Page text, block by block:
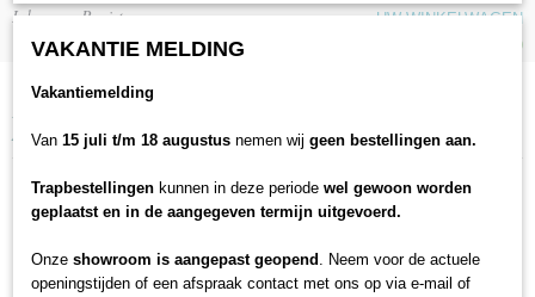
Inloggen Registreren
UW WINKELWAGEN
(0)
Home
Adventure - 400cm / 500cm kamerbreed tapijt
VAKANTIE MELDING
Vakantiemelding
Van 15 juli t/m 18 augustus nemen wij geen bestellingen aan.
Trapbestellingen kunnen in deze periode wel gewoon worden
geplaatst en in de aangegeven termijn uitgevoerd.
Onze showroom is aangepast geopend . Neem voor de actuele
openingstijden of een afspraak contact met ons op via e-mail of